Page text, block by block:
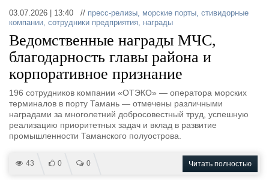
03.07.2026 | 13:40 // пресс-релизы, морские порты, стивидорные
компании, сотрудники предприятия, награды
Ведомственные награды МЧС,
благодарность главы района и
корпоративное признание
196 сотрудников компании «ОТЭКО» — оператора морских
терминалов в порту Тамань — отмечены различными
наградами за многолетний добросовестный труд, успешную
реализацию приоритетных задач и вклад в развитие
промышленности Таманского полуострова.
43 0 0 Читать полностью